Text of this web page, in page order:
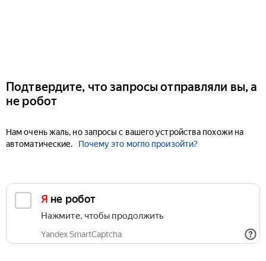
Подтвердите, что запросы отправляли вы, а
не робот
Нам очень жаль, но запросы с вашего устройства похожи на
автоматические.
Почему это могло произойти?
Я не робот
Нажмите, чтобы продолжить
Yandex SmartCaptcha